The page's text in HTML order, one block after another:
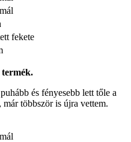
fekete
és fényesebb lett tőle a
többször is újra vettem.